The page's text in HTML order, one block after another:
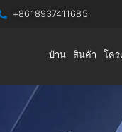
+8618937411685
บ้าน สินค้า โคร